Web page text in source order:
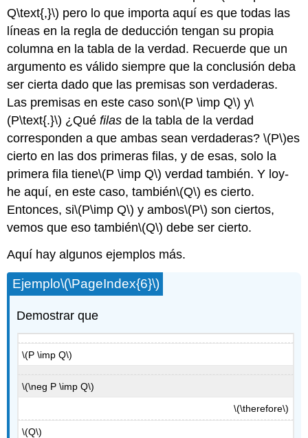
Q\text{,}\) pero lo que importa aquí es que todas las
líneas en la regla de deducción tengan su propia
columna en la tabla de la verdad. Recuerde que un
argumento es válido siempre que la conclusión deba
ser cierta dado que las premisas son verdaderas.
Las premisas en este caso son\(P \imp Q\) y\
(P\text{.}\) ¿Quéfilas de la tabla de la verdad
corresponden a que ambas sean verdaderas?\(P\)es
cierto en las dos primeras filas, y de esas, solo la
primera fila tiene\(P \imp Q\) verdad también. Y loy-
he aquí, en este caso, también\(Q\) es cierto.
Entonces, si\(P\imp Q\) y ambos\(P\) son ciertos,
vemos que eso también\(Q\) debe ser cierto.
Aquí hay algunos ejemplos más.
Ejemplo\(\PageIndex{6}\)
Demostrar que
\(P \imp Q\)
\(\neg P \imp Q\)
\(\therefore\)
\(Q\)